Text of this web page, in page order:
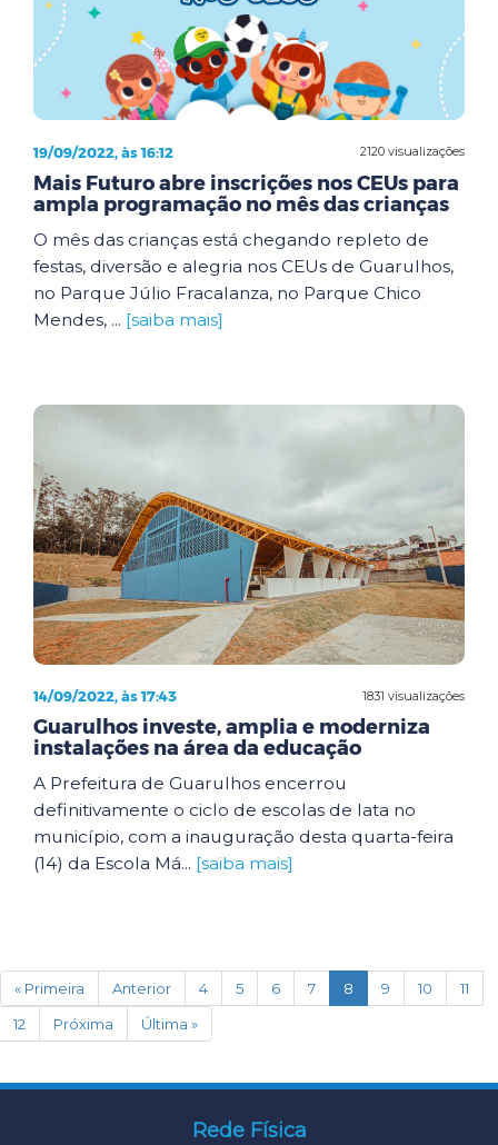
2120 visualizações
19/09/2022, às 16:12
Mais Futuro abre inscrições nos CEUs para
ampla programação no mês das crianças
O mês das crianças está chegando repleto de
festas, diversão e alegria nos CEUs de Guarulhos,
no Parque Júlio Fracalanza, no Parque Chico
Mendes, ... [saiba mais]
1831 visualizações
14/09/2022, às 17:43
Guarulhos investe, amplia e moderniza
instalações na área da educação
A Prefeitura de Guarulhos encerrou
definitivamente o ciclo de escolas de lata no
município, com a inauguração desta quarta-feira
(14) da Escola Má... [saiba mais]
« Primeira Anterior 4 5 6 7 8 (current)
9 10
11
12
Próxima Última »
Rede Física